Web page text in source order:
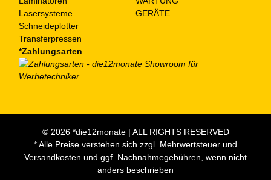
Lasersysteme
Schneideplotter
Transferpressen
GERÄTE
*Zahlungsarten
© 2026 *die12monate | ALL RIGHTS RESERVED
* Alle Preise verstehen sich zzgl. Mehrwertsteuer und
Versandkosten und ggf. Nachnahmegebühren, wenn nicht
anders beschrieben